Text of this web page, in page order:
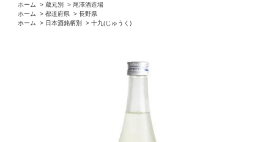
ホーム
> 蔵元別 > 尾澤酒造場
ホーム
> 都道府県 > 長野県
ホーム
> 日本酒銘柄別 > 十九(じゅうく)